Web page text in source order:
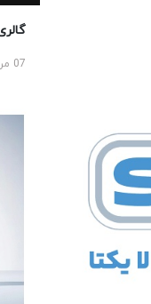
گالری
07 مرداد 1405